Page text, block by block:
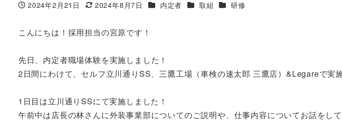
投稿日
2024年2月21日
更新日
2024年8月7日 カテゴリー
内定者 カテゴリー
取組 カテゴリー
研修
こんにちは！採用担当の宮原です！
先日、内定者職場体験を実施しました！
2日間にわけて、セルフ立川通りSS、三鷹工場（車検の速太郎 三鷹店）&Legareで実施
1日目は立川通りSSにて実施しました！
午前中は店長の林さんに外装事業部についてのご説明や、仕事内容についてお話をし